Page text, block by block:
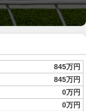
845万円
845万円
0万円
0万円